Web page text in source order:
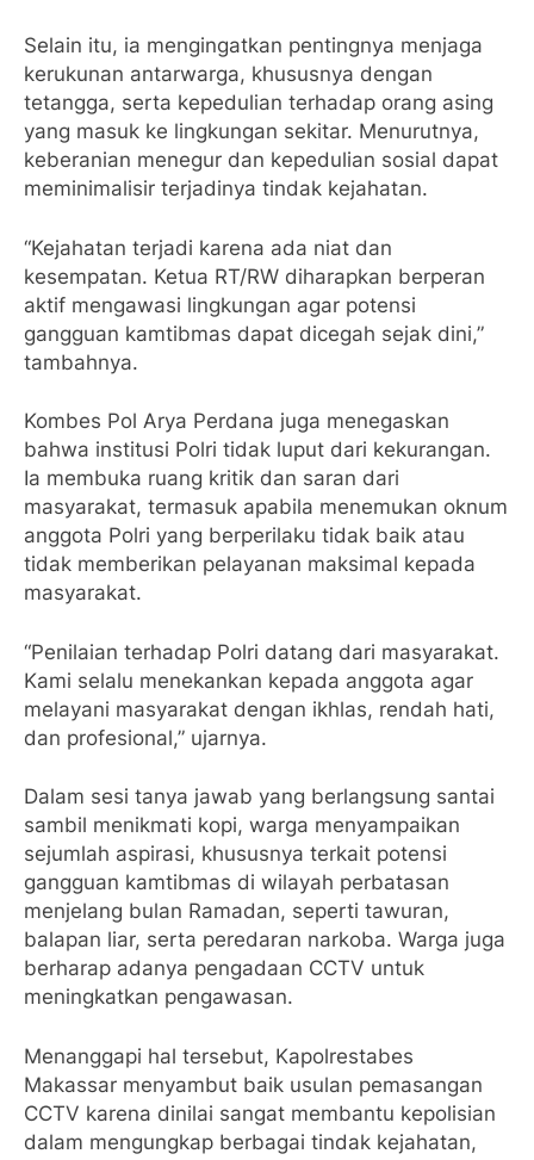
Selain itu, ia mengingatkan pentingnya menjaga
kerukunan antarwarga, khususnya dengan
tetangga, serta kepedulian terhadap orang asing
yang masuk ke lingkungan sekitar. Menurutnya,
keberanian menegur dan kepedulian sosial dapat
meminimalisir terjadinya tindak kejahatan.
“Kejahatan terjadi karena ada niat dan
kesempatan. Ketua RT/RW diharapkan berperan
aktif mengawasi lingkungan agar potensi
gangguan kamtibmas dapat dicegah sejak dini,”
tambahnya.
Kombes Pol Arya Perdana juga menegaskan
bahwa institusi Polri tidak luput dari kekurangan.
Ia membuka ruang kritik dan saran dari
masyarakat, termasuk apabila menemukan oknum
anggota Polri yang berperilaku tidak baik atau
tidak memberikan pelayanan maksimal kepada
masyarakat.
“Penilaian terhadap Polri datang dari masyarakat.
Kami selalu menekankan kepada anggota agar
melayani masyarakat dengan ikhlas, rendah hati,
dan profesional,” ujarnya.
Dalam sesi tanya jawab yang berlangsung santai
sambil menikmati kopi, warga menyampaikan
sejumlah aspirasi, khususnya terkait potensi
gangguan kamtibmas di wilayah perbatasan
menjelang bulan Ramadan, seperti tawuran,
balapan liar, serta peredaran narkoba. Warga juga
berharap adanya pengadaan CCTV untuk
meningkatkan pengawasan.
Menanggapi hal tersebut, Kapolrestabes
Makassar menyambut baik usulan pemasangan
CCTV karena dinilai sangat membantu kepolisian
dalam mengungkap berbagai tindak kejahatan,